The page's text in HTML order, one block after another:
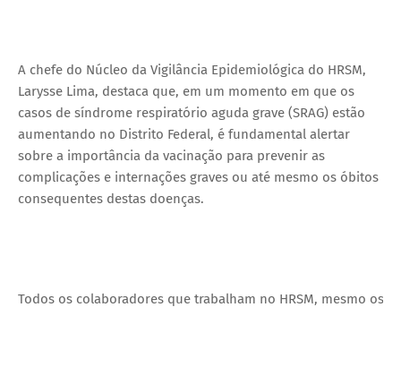
A chefe do Núcleo da Vigilância Epidemiológica do HRSM,
Larysse Lima, destaca que, em um momento em que os
casos de síndrome respiratório aguda grave (SRAG) estão
aumentando no Distrito Federal, é fundamental alertar
sobre a importância da vacinação para prevenir as
complicações e internações graves ou até mesmo os óbitos
consequentes destas doenças.
Todos os colaboradores que trabalham no HRSM, mesmo os